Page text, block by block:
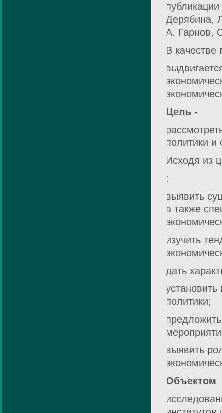
Дерябина,
А. Гарнов,
В качестве
Цель -
политики и
Исходя из
:
выявить
а также
изучить
дать
установить
политики;
выявить
Объектом